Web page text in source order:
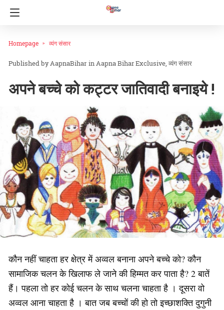
Homepage व्यंग संसार
AapnaBihar inAapna Bihar Exclusive व्यंग संसार
अपने बच्चे को कट्टर जातिवादी बनाइये !
कौन नहीं चाहता हर क्षेत्र में अव्वल बनाना अपने बच्चे को? कौन
सामाजिक चलन के खिलाफ ले जाने की हिम्मत कर पाता है? 2 बातें
हैं। पहला तो हर कोई चलन के साथ चलना चाहता है । दूसरा वो
अव्वल आना चाहता है । बात जब बच्चों की हो तो इच्छाशक्ति दुगुनी